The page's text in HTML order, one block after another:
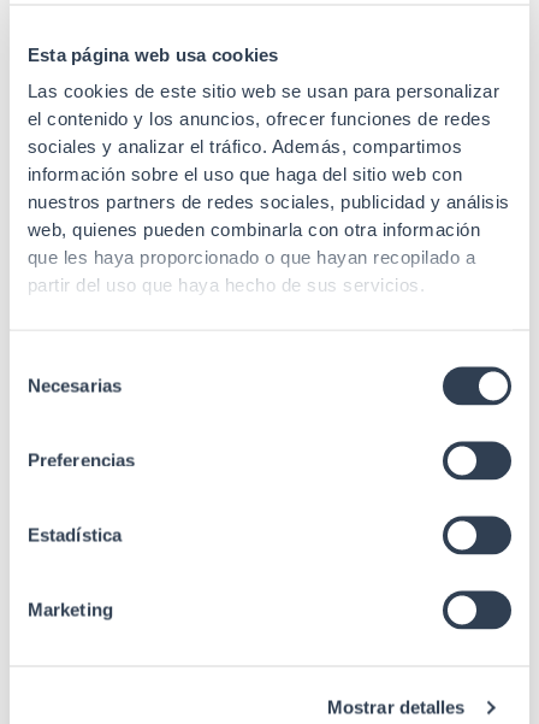
Esta página web usa cookies
Las cookies de este sitio web se usan para personalizar
el contenido y los anuncios, ofrecer funciones de redes
sociales y analizar el tráfico. Además, compartimos
información sobre el uso que haga del sitio web con
nuestros partners de redes sociales, publicidad y análisis
web, quienes pueden combinarla con otra información
que les haya proporcionado o que hayan recopilado a
partir del uso que haya hecho de sus servicios.
Necesarias
Preferencias
Estadística
Marketing
Mostrar detalles
Longitud de
onda
1310/1383/1550 nm
Atenuación
≤0.4 / ≤0.4 / ≤0.4
(1310/1383/1550 nm
(dB/Km))
IEC 60332, IEC 60754,
IEC 60793, IEC 61034,